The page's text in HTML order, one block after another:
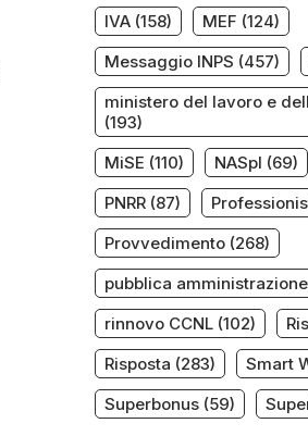
IVA(158) MEF (124)
Messaggio INPS (457)
ministero del lavoro e
(193)
MiSE (110) NASpI (69)
PNRR(87)
Provvedimento(268)
pubblica amministrazione
rinnovo CCNL(102)
Risposta (283) Smart
Superbonus(59)